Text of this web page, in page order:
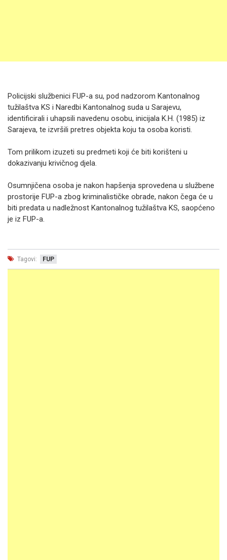
Policijski službenici FUP-a su, pod nadzorom Kantonalnog
tužilaštva KS i Naredbi Kantonalnog suda u Sarajevu,
identificirali i uhapsili navedenu osobu, inicijala K.H. (1985) iz
Sarajeva, te izvršili pretres objekta koju ta osoba koristi.
Tom prilikom izuzeti su predmeti koji će biti korišteni u
dokazivanju krivičnog djela.
Osumnjičena osoba je nakon hapšenja sprovedena u službene
prostorije FUP-a zbog kriminalističke obrade, nakon čega će u
biti predata u nadležnost Kantonalnog tužilaštva KS, saopćeno
je iz FUP-a.
Tagovi: FUP